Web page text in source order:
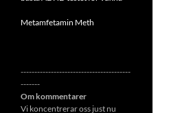
Metamfetamin Meth
----------------------------------------
-------
Om kommentarer
Vi koncentrerar oss just nu